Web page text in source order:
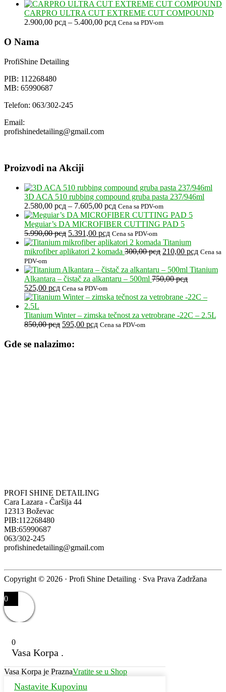
CARPRO ULTRA CUT EXTREME CUT COMPOUND
2.900,00 рсд – 5.400,00 рсдRaspon
Cena sa PDV-om
O Nama
ProfiShine Detailing
PIB: 112268480
MB: 65990687
Telefon: 063/302-245
Email:
profishinedetailing@gmail.com
Proizvodi na Akciji
3D ACA 510 rubbing compound gruba pasta 237/946ml
2.580,00 рсд – 7.605,00 рсдRaspon
cena:
od
2.580,00 рсд
do
7.605,00 рсд
Cena sa PDV-om
Meguiar’s DA MICROFIBER CUTTING PAD 5
5.990,00рсд Originalna
cena
je
5.990,00 рсд.
5.391,00 рсдTrenutna
cena
je:
Cena sa PDV-om
Titanium
mikrofiber aplikatori 2 komada 300,00рсд Originalna
je
bila:
210,00 рсдTrenutna
je:
Cena sa
PDV-om
Titanium
Alkantara – čistač za alkantaru – 500ml 750,00рсд
Originalna
cena
je
bila:
750,00 рсд.
525,00 рсдTrenutna
cena
525,00 рсд.
Cena sa PDV-om
Titanium Winter – zimska tečnost za vetrobrane -22C – 2.5L
850,00рсд Originalna
je
595,00 рсдTrenutna
Cena sa PDV-om
Gde se nalazimo:
PROFI SHINE DETAILING
Cara Lazara - Ĉaršija 44
12313 Boževac
PIB:112268480
MB:65990687
063/302-245
profishinedetailing@gmail.com
Copyright © 2026 · Profi Shine Detailing · Sva Prava Zadržana
0
0
Vasa Korpa .
Vasa Korpa je PraznaVratite se u Shop
Nastavite Kupovinu